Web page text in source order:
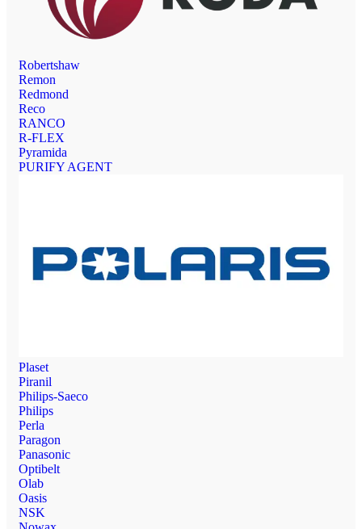
Robertshaw
Remon
Redmond
Reco
RANCO
R-FLEX
Pyramida
PURIFY AGENT
Plaset
Piranil
Philips-Saeco
Philips
Perla
Paragon
Panasonic
Optibelt
Olab
Oasis
NSK